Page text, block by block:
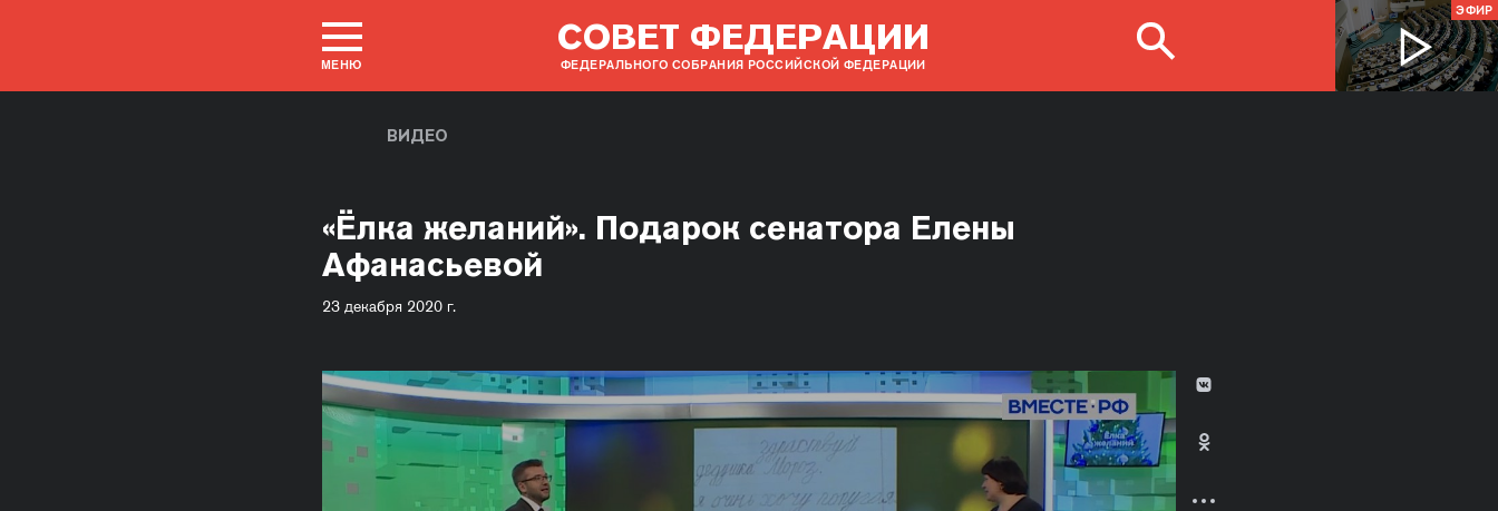
МЕНЮ
СОВЕТ ФЕДЕРАЦИИ
ФЕДЕРАЛЬНОГО СОБРАНИЯ РОССИЙСКОЙ ФЕДЕРАЦИИ
ЭФИР
ВИДЕО
«Ёлка желаний». Подарок сенатора Елены
Афанасьевой
23 декабря 2020 г.